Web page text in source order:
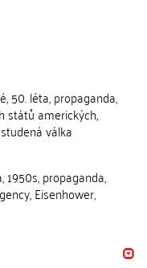
50. léta, propaganda,
států amerických,
válka
propaganda,
Eisenhower,